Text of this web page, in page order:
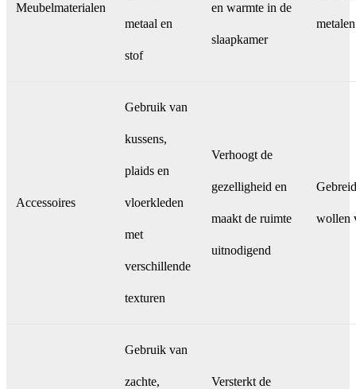
Meubelmaterialen
metaal en
stof
en warmte in de
slaapkamer
Accessoires
Gebruik van
kussens,
plaids en
vloerkleden
met
verschillende
texturen
Verhoogt de
gezelligheid en
maakt de ruimte
uitnodigend
wollen
Gebruik van
zachte, Versterkt de